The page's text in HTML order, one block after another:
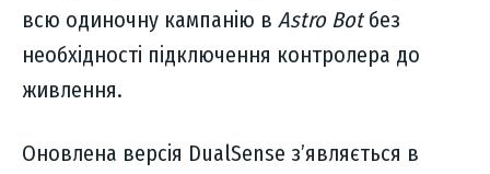
всю одиночну кампанію в Astro Botбез
необхідності підключення контролера до
живлення.
Оновлена версія DualSense з’являється в